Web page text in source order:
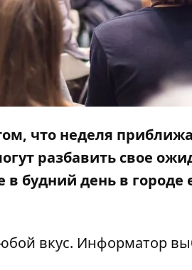
что неделя
разбавить свое
будний день в городе
вкус. Информатор